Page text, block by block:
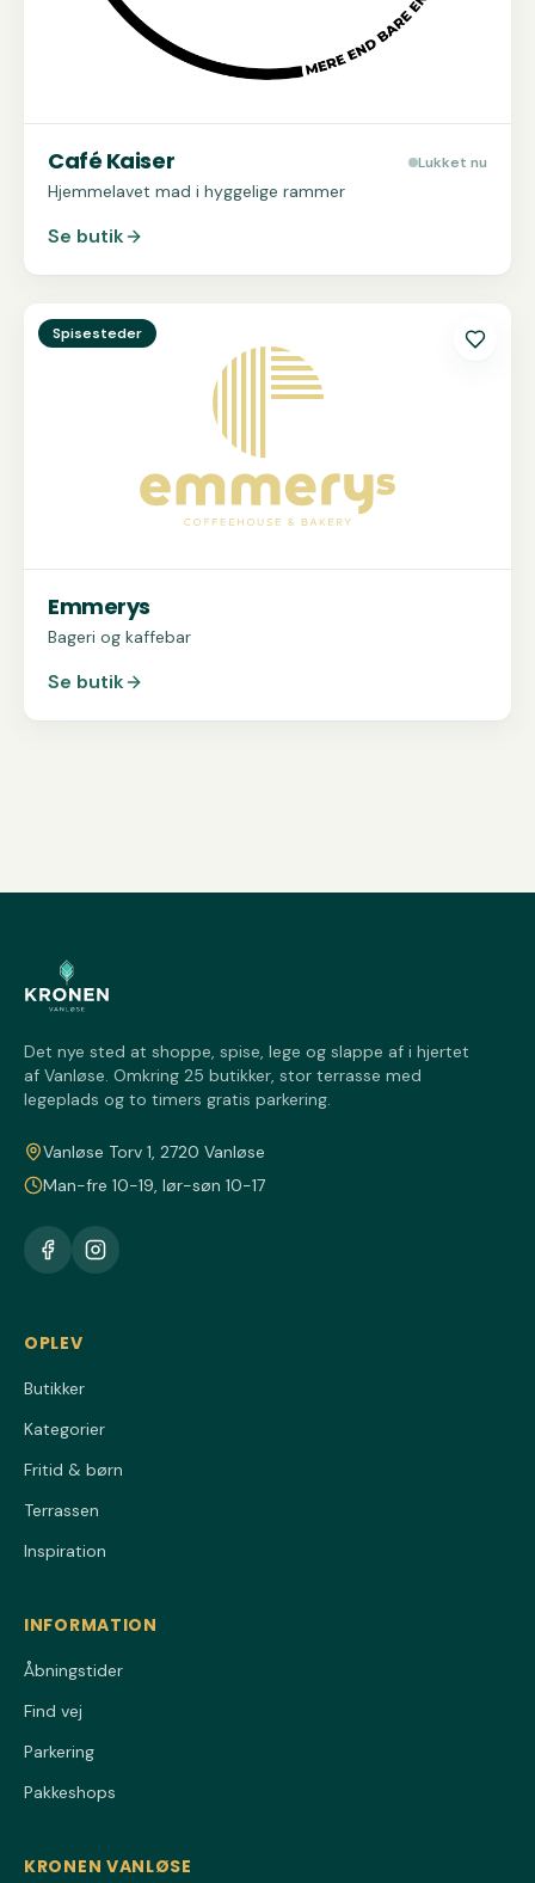
Café Kaiser Lukket nu
Hjemmelavet mad i hyggelige rammer
Se butik
SeEmmerys
Spisesteder
Emmerys
Bageri og kaffebar
Se butik
Det nye sted at shoppe, spise, lege og slappe af i hjertet
af Vanløse. Omkring 25 butikker, stor terrasse med
legeplads og to timers gratis parkering.
Vanløse Torv 1, 2720 Vanløse
Man-fre 10-19, lør-søn 10-17
OPLEV
Butikker
Kategorier
Fritid & børn
Terrassen
Inspiration
INFORMATION
Åbningstider
Find vej
Parkering
Pakkeshops
KRONEN VANLØSE